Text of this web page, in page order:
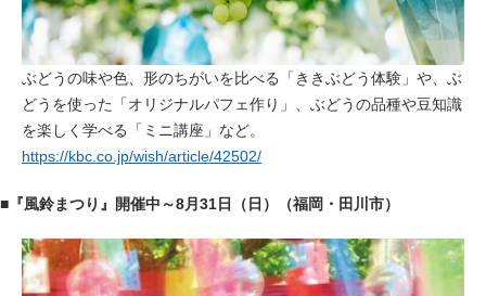
ぶどうの味や色、形のちがいを比べる「ききぶどう体験」や、ぶ
どうを使った「オリジナルパフェ作り」、ぶどうの品種や豆知識
を楽しく学べる「ミニ講座」など。
https://kbc.co.jp/wish/article/42502/
■『風鈴まつり』開催中～8月31日（日）（福岡・田川市）